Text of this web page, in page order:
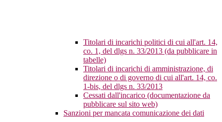
Titolari di incarichi politici di cui all'art. 14,
co. 1, del dlgs n. 33/2013 (da pubblicare in
tabelle)
Titolari di incarichi di amministrazione, di
direzione o di governo di cui all'art. 14, co.
1-bis, del dlgs n. 33/2013
Cessati dall'incarico (documentazione da
pubblicare sul sito web)
Sanzioni per mancata comunicazione dei dati